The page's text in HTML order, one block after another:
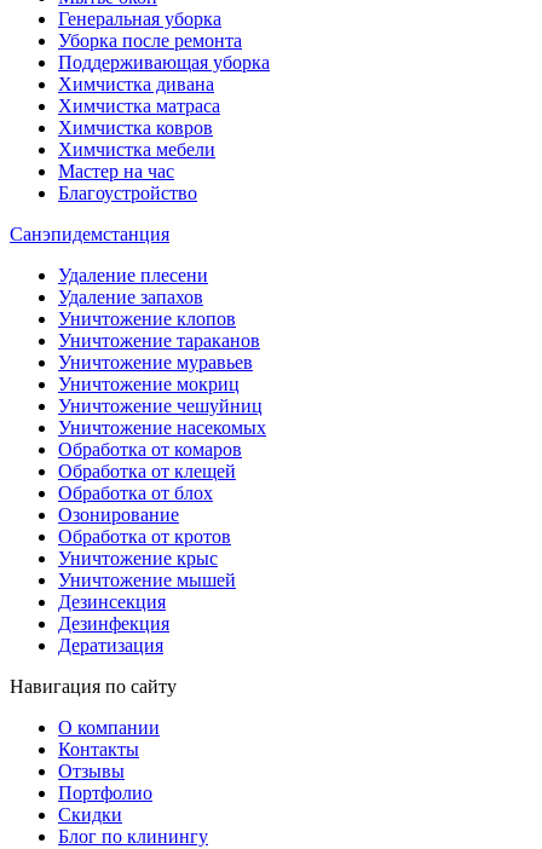
Генеральная уборка
Уборка после ремонта
Поддерживающая уборка
Химчистка дивана
Химчистка матраса
Химчистка ковров
Химчистка мебели
Мастер на час
Благоустройство
Санэпидемстанция
Удаление плесени
Удаление запахов
Уничтожение клопов
Уничтожение тараканов
Уничтожение муравьев
Уничтожение мокриц
Уничтожение чешуйниц
Уничтожение насекомых
Обработка от комаров
Обработка от клещей
Обработка от блох
Озонирование
Обработка от кротов
Уничтожение крыс
Уничтожение мышей
Дезинсекция
Дезинфекция
Дератизация
Навигация по сайту
О компании
Контакты
Отзывы
Портфолио
Скидки
Блог по клинингу